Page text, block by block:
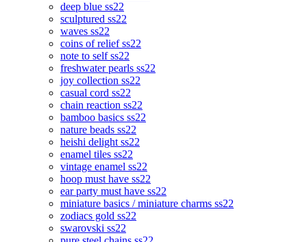
deep blue ss22
sculptured ss22
waves ss22
coins of relief ss22
note to self ss22
freshwater pearls ss22
joy collection ss22
casual cord ss22
chain reaction ss22
bamboo basics ss22
nature beads ss22
heishi delight ss22
enamel tiles ss22
vintage enamel ss22
hoop must have ss22
ear party must have ss22
miniature basics / miniature charms ss22
zodiacs gold ss22
swarovski ss22